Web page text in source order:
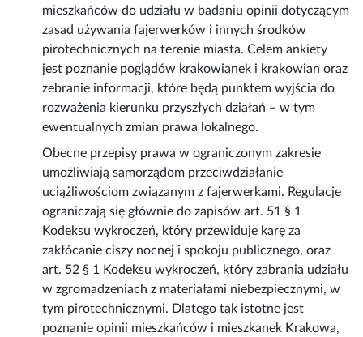
mieszkańców do udziału w badaniu opinii dotyczącym
zasad używania fajerwerków i innych środków
pirotechnicznych na terenie miasta. Celem ankiety
jest poznanie poglądów krakowianek i krakowian oraz
zebranie informacji, które będą punktem wyjścia do
rozważenia kierunku przyszłych działań – w tym
ewentualnych zmian prawa lokalnego.
Obecne przepisy prawa w ograniczonym zakresie
umożliwiają samorządom przeciwdziałanie
uciążliwościom związanym z fajerwerkami. Regulacje
ograniczają się głównie do zapisów art. 51 § 1
Kodeksu wykroczeń, który przewiduje karę za
zakłócanie ciszy nocnej i spokoju publicznego, oraz
art. 52 § 1 Kodeksu wykroczeń, który zabrania udziału
w zgromadzeniach z materiałami niebezpiecznymi, w
tym pirotechnicznymi. Dlatego tak istotne jest
poznanie opinii mieszkańców i mieszkanek Krakowa,